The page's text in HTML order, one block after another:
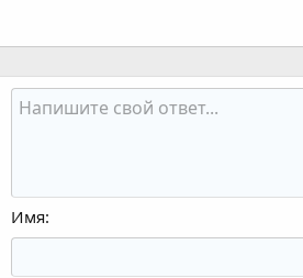
Имя